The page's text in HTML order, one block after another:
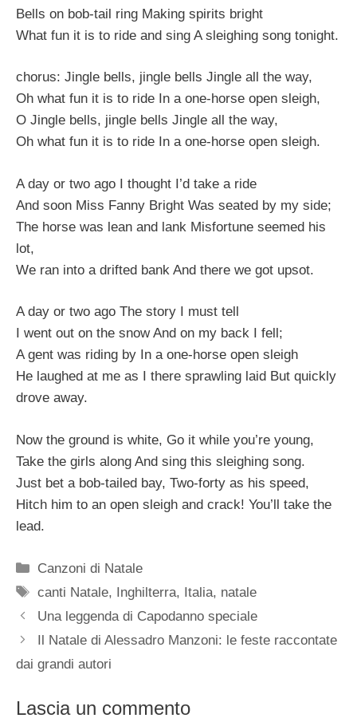
Bells on bob-tail ring Making spirits bright
What fun it is to ride and sing A sleighing song tonight.
chorus: Jingle bells, jingle bells Jingle all the way,
Oh what fun it is to ride In a one-horse open sleigh,
O Jingle bells, jingle bells Jingle all the way,
Oh what fun it is to ride In a one-horse open sleigh.
A day or two ago I thought I’d take a ride
And soon Miss Fanny Bright Was seated by my side;
The horse was lean and lank Misfortune seemed his
lot,
We ran into a drifted bank And there we got upsot.
A day or two ago The story I must tell
I went out on the snow And on my back I fell;
A gent was riding by In a one-horse open sleigh
He laughed at me as I there sprawling laid But quickly
drove away.
Now the ground is white, Go it while you’re young,
Take the girls along And sing this sleighing song.
Just bet a bob-tailed bay, Two-forty as his speed,
Hitch him to an open sleigh and crack! You’ll take the
lead.
Categorie
Canzoni di Natale
Tag
canti Natale, Inghilterra, Italia, natale
Una leggenda di Capodanno speciale
Il Natale di Alessadro Manzoni: le feste raccontate
dai grandi autori
Lascia un commento